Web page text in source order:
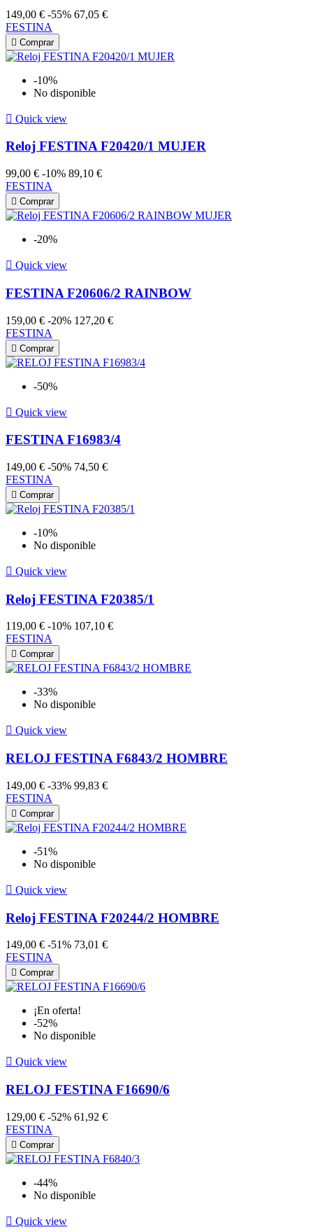
149,00 € -55% 67,05 €
FESTINA
 Comprar
-10%
No disponible
 Quick view
Reloj FESTINA F20420/1 MUJER
99,00 € -10% 89,10 €
FESTINA
 Comprar
-20%
 Quick view
FESTINA F20606/2 RAINBOW
159,00 € -20% 127,20 €
FESTINA
 Comprar
-50%
 Quick view
FESTINA F16983/4
149,00 € -50% 74,50 €
FESTINA
 Comprar
-10%
No disponible
 Quick view
Reloj FESTINA F20385/1
119,00 € -10% 107,10 €
FESTINA
 Comprar
-33%
No disponible
 Quick view
RELOJ FESTINA F6843/2 HOMBRE
149,00 € -33% 99,83 €
FESTINA
 Comprar
-51%
No disponible
 Quick view
Reloj FESTINA F20244/2 HOMBRE
149,00 € -51% 73,01 €
FESTINA
 Comprar
¡En oferta!
-52%
No disponible
 Quick view
RELOJ FESTINA F16690/6
129,00 € -52% 61,92 €
FESTINA
 Comprar
-44%
No disponible
 Quick view